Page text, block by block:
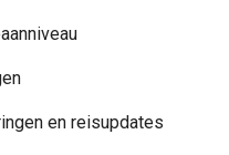
en reisupdates